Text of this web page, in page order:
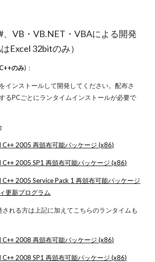
VB・VB.NET・VBAによる開発
Excel 32bitのみ）
のみ)：
インストールして開発してください。配布さ
るPCごとにランタイムインストールが必要で
2005 再頒布可能パッケージ (x86)
2005 SP1 再頒布可能パッケージ (x86)
2005 Service Pack 1 再頒布可能パッケージ
更新プログラム
れる方は上記に加えてこちらのランタイムも
2008 再頒布可能パッケージ (x86)
2008 SP1 再頒布可能パッケージ (x86)